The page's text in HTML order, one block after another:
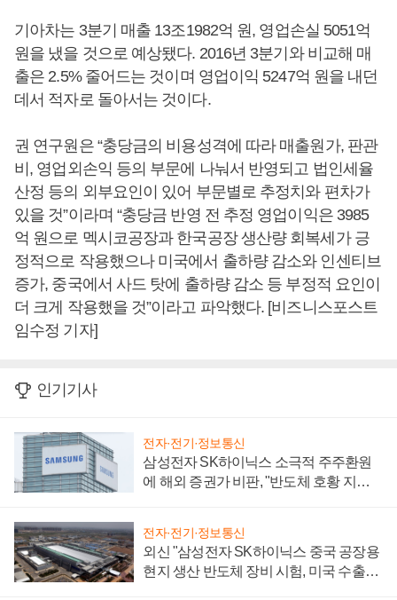
기아차는 3분기 매출 13조1982억 원, 영업손실 5051억
원을 냈을 것으로 예상됐다. 2016년 3분기와 비교해 매
출은 2.5% 줄어드는 것이며 영업이익 5247억 원을 내던
데서 적자로 돌아서는 것이다.
권 연구원은 “충당금의 비용성격에 따라 매출원가, 판관
비, 영업외손익 등의 부문에 나눠서 반영되고 법인세율
산정 등의 외부요인이 있어 부문별로 추정치와 편차가
있을 것”이라며 “충당금 반영 전 추정 영업이익은 3985
억 원으로 멕시코공장과 한국공장 생산량 회복세가 긍
정적으로 작용했으나 미국에서 출하량 감소와 인센티브
증가, 중국에서 사드 탓에 출하량 감소 등 부정적 요인이
더 크게 작용했을 것”이라고 파악했다. [비즈니스포스트
임수정 기자]
인기기사
전자·전기·정보통신
삼성전자 SK하이닉스 소극적 주주환원
에 해외 증권가 비판, "반도체 호황 지속
전자·전기·정보통신
외신 "삼성전자 SK하이닉스 중국 공장용
현지 생산 반도체 장비 시험, 미국 수출통